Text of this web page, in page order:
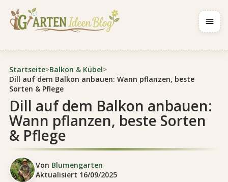
Startseite>Balkon & Kübel>
Dill auf dem Balkon anbauen: Wann pflanzen, beste
Sorten & Pflege
Dill auf dem Balkon anbauen:
Wann pflanzen, beste Sorten
& Pflege
Von Blumengarten
Aktualisiert 16/09/2025